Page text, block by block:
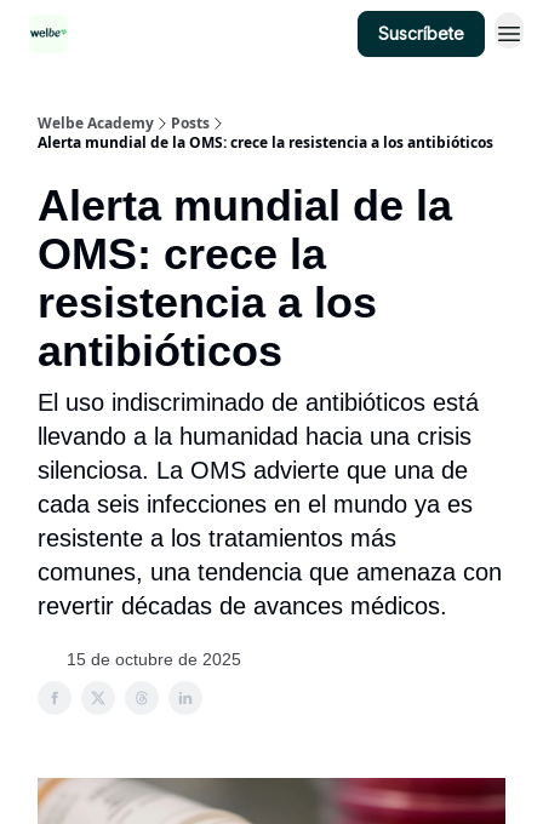
Suscríbete
Welbe Academy
Posts
Alerta mundial de la OMS: crece la resistencia a los antibióticos
Alerta mundial de la
OMS: crece la
resistencia a los
antibióticos
El uso indiscriminado de antibióticos está
llevando a la humanidad hacia una crisis
silenciosa. La OMS advierte que una de
cada seis infecciones en el mundo ya es
resistente a los tratamientos más
comunes, una tendencia que amenaza con
revertir décadas de avances médicos.
15 de octubre de 2025